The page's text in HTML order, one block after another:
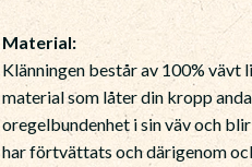
Material:
Klänningen består av 100%
material som låter din kropp
oregelbundenhet i sin väv och
har förtvättats och därigenom